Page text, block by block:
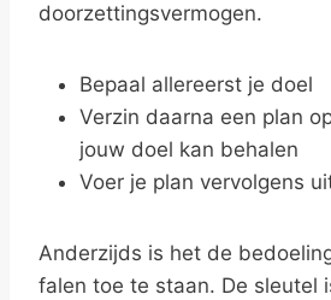
doorzettingsvermogen.
Bepaal allereerst je doel
Verzin daarna een plan
jouw doel kan behalen
Voer je plan vervolgens
Anderzijds is het de
falen toe te staan. De sleutel